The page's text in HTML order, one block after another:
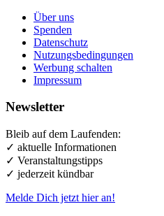
Über uns
Spenden
Datenschutz
Nutzungsbedingungen
Werbung schalten
Impressum
Newsletter
Bleib auf dem Laufenden:
✓ aktuelle Informationen
✓ Veranstaltungstipps
✓ jederzeit kündbar
Melde Dich jetzt hier an!